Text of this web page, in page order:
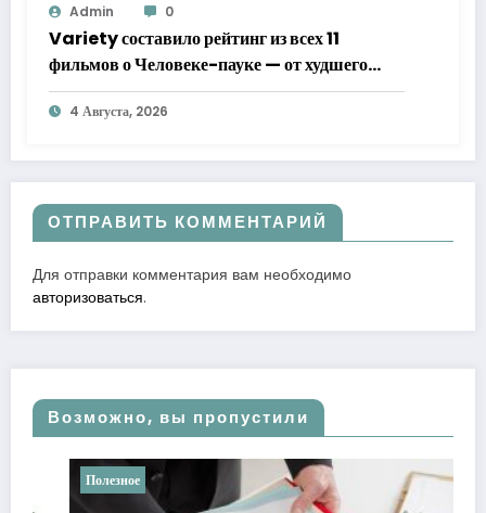
Admin 0
Variety составило рейтинг из всех 11
фильмов о Человеке-пауке — от худшего
к лучшему
4 Августа, 2026
ОТПРАВИТЬ КОММЕНТАРИЙ
Для отправки комментария вам необходимо
авторизоваться.
Возможно, вы пропустили
Полезное